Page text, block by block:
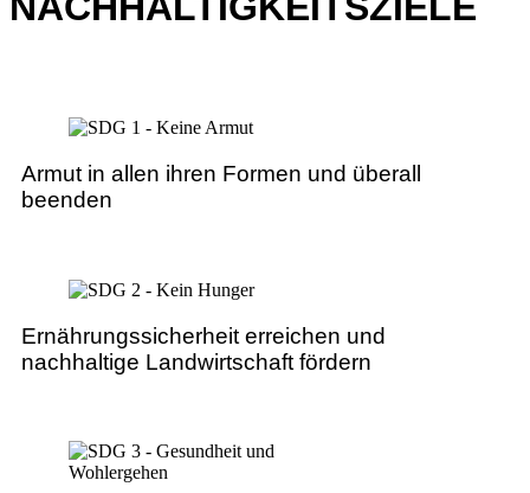
Armut in allen ihren Formen und überall
beenden
Ernährungssicherheit erreichen und
nachhaltige Landwirtschaft fördern